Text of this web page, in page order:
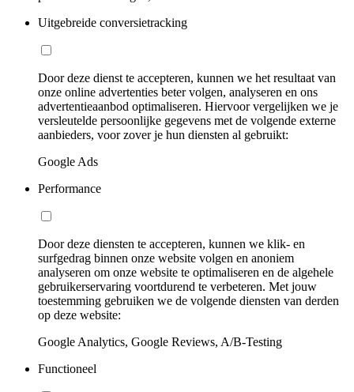
Uitgebreide conversietracking
Door deze dienst te accepteren, kunnen we het resultaat van
onze online advertenties beter volgen, analyseren en ons
advertentieaanbod optimaliseren. Hiervoor vergelijken we je
versleutelde persoonlijke gegevens met de volgende externe
aanbieders, voor zover je hun diensten al gebruikt:
Google Ads
Performance
Door deze diensten te accepteren, kunnen we klik- en
surfgedrag binnen onze website volgen en anoniem
analyseren om onze website te optimaliseren en de algehele
gebruikerservaring voortdurend te verbeteren. Met jouw
toestemming gebruiken we de volgende diensten van derden
op deze website:
Google Analytics, Google Reviews, A/B-Testing
Functioneel